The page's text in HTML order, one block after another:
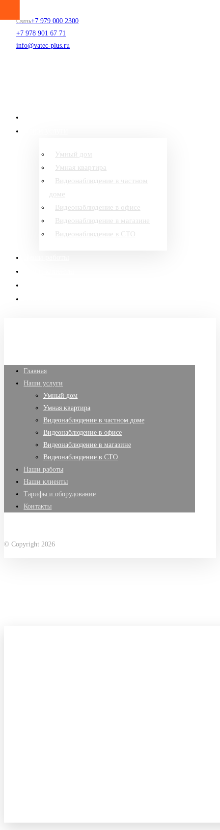
Связь+7 979 000 2300
+7 978 901 67 71
info@vatec-plus.ru
Умный дом
Умная квартира
Видеонаблюдение в частном
доме
Видеонаблюдение в офисе
Видеонаблюдение в магазине
Видеонаблюдение в СТО
Главная
Наши услуги
Умный дом
Умная квартира
Видеонаблюдение в частном доме
Видеонаблюдение в офисе
Видеонаблюдение в магазине
Видеонаблюдение в СТО
Наши работы
Наши клиенты
Тарифы и оборудование
Контакты
© Copyright 2026